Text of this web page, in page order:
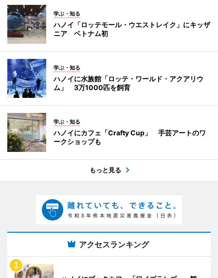
学ぶ・知る
ハノイ「ロッテモール・ウエストレイク」にキッザ
ニア ベトナム初
学ぶ・知る
ハノイに水族館「ロッテ・ワールド・アクアリウ
ム」 3万1000匹を飼育
学ぶ・知る
ハノイにカフェ「Crafty Cup」 手芸アートのワ
ークショップも
もっと見る
アクセスランキング